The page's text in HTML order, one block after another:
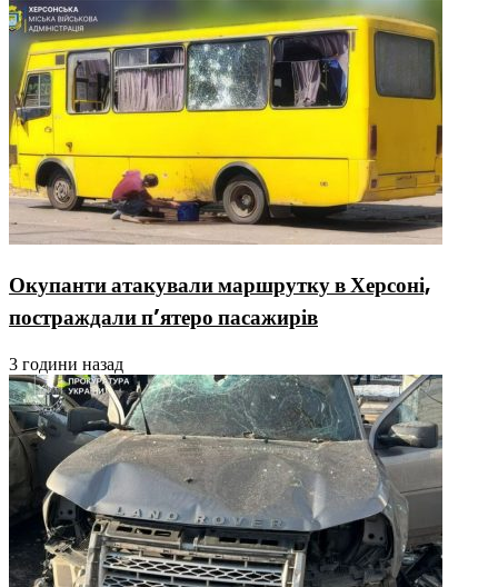
Окупанти атакували маршрутку в Херсоні,
постраждали п’ятеро пасажирів
3 години назад